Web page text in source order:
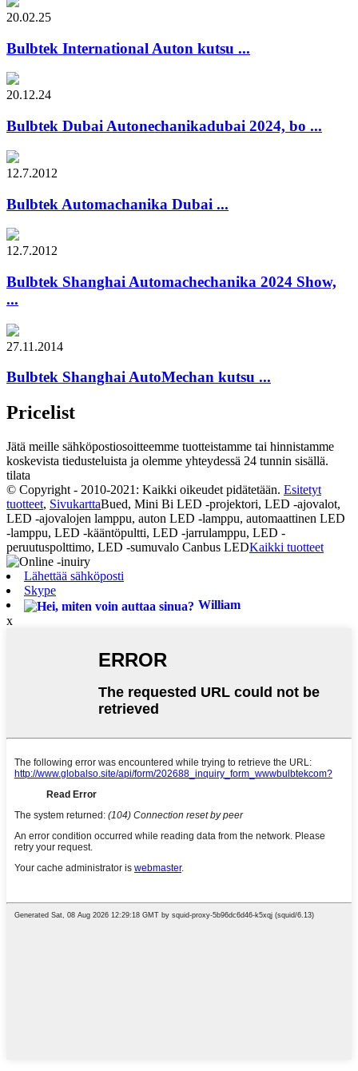
20.02.25
Bulbtek International Auton kutsu ...
20.12.24
Bulbtek Dubai Autonechanikadubai 2024, bo ...
12.7.2012
Bulbtek Automachanika Dubai ...
12.7.2012
Bulbtek Shanghai Automachechanika 2024 Show,
...
27.11.2014
Bulbtek Shanghai AutoMechan kutsu ...
Pricelist
Jätä meille sähköpostiosoitteemme tuotteistamme tai hinnistamme
koskevista tiedusteluista ja olemme yhteydessä 24 tunnin sisällä.
tilata
© Copyright - 2010-2021: Kaikki oikeudet pidätetään. Esitetyt
tuotteet, SivukarttaBued, Mini Bi LED -projektori, LED -ajovalot,
LED -ajovalojen lamppu, auton LED -lamppu, automaattinen LED
-lamppu, LED -kääntöpultti, LED -jarrulamppu, LED -
peruutuspolttimo, LED -sumuvalo Canbus LEDKaikki tuotteet
Lähettää sähköposti
Skype
William
x